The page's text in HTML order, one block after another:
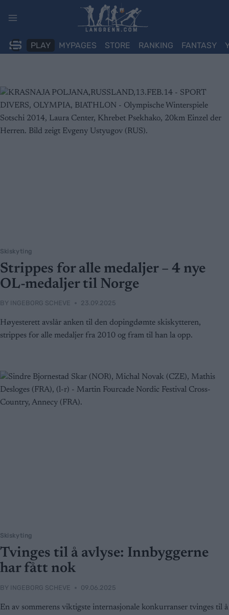
PLAY MYPAGES STORE RANKING FANTASY
Skiskyting
Strippes for alle medaljer – 4 nye
OL-medaljer til Norge
BY INGEBORG SCHEVE 23.09.2025
Høyesterett avslår anken til den dopingdømte skiskytteren,
strippes for alle medaljer fra 2010 og fram til han la opp.
Skiskyting
Tvinges til å avlyse: Innbyggerne
har fått nok
BY INGEBORG SCHEVE 09.06.2025
En av sommerens viktigste internasjonale konkurranser tvinges til å